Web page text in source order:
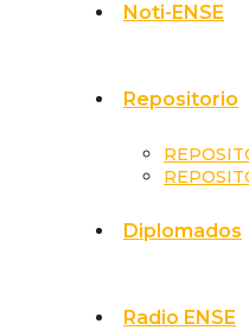
Noti-ENSE
Repositorio
Diplomados
Radio ENSE